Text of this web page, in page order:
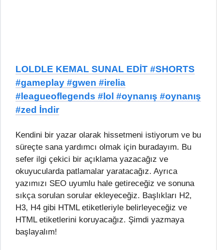
LOLDLE KEMAL SUNAL EDİT #SHORTS
#gameplay #gwen #irelia
#leagueoflegends #lol #oynanış #oynanış
#zed İndir
Kendini bir yazar olarak hissetmeni istiyorum ve bu
süreçte sana yardımcı olmak için buradayım. Bu
sefer ilgi çekici bir açıklama yazacağız ve
okuyucularda patlamalar yaratacağız. Ayrıca
yazımızı SEO uyumlu hale getireceğiz ve sonuna
sıkça sorulan sorular ekleyeceğiz. Başlıkları H2,
H3, H4 gibi HTML etiketleriyle belirleyeceğiz ve
HTML etiketlerini koruyacağız. Şimdi yazmaya
başlayalım!